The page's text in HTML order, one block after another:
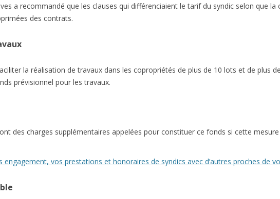
a recommandé que les clauses qui différenciaient le tarif du syndic selon que
des contrats.
la réalisation de travaux dans les copropriétés de plus de 10 lots et de plus
prévisionnel pour les travaux.
des charges supplémentaires appelées pour constituer ce fonds si cette mesure
vos prestations et honoraires de syndics avec d’autres proches de